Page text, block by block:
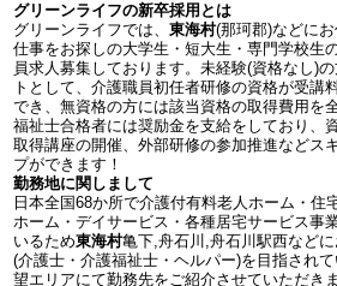
グリーンライフの新卒採用とは
グリーンライフでは、東海村(那珂郡)などに
仕事をお探しの大学生・短大生・専門学校生
員求人募集しております。未経験(資格なし)
トとして、介護職員初任者研修の資格が受講
でき、無資格の方には該当資格の取得費用を
福祉士合格者には奨励金を支給をしており、
取得講座の開催、外部研修の参加推進などス
プができます！
勤務地に関しまして
日本全国68か所で介護付有料老人ホーム・住
ホーム・デイサービス・各種居宅サービス事
いるため東海村亀下,舟石川,舟石川駅西など
(介護士・介護福祉士・ヘルパー)を目指され
望エリアにて勤務先をご紹介させていただき